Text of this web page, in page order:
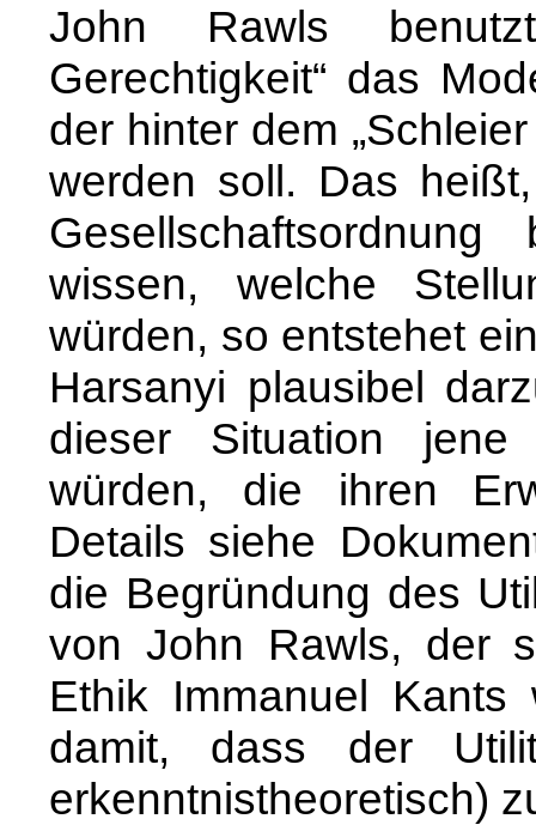
John Rawls
Gerechtigkeit“ das
der hinter dem
werden soll. Das
wissen, welche
würden, so entstehet
Harsanyi plausibel
dieser Situation jene
würden, die ihren
Details siehe
die Begründung des
von John Rawls, der
Ethik Immanuel Kants
damit, dass der
erkenntnistheoretisch)